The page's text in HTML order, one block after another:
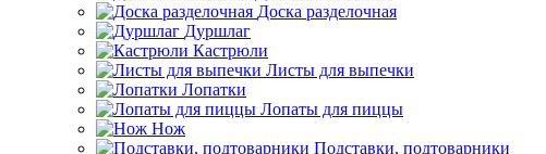
Доска разделочная
Дуршлаг
Кастрюли
Листы для выпечки
Лопатки
Лопаты для пиццы
Нож
Подставки, подтоварники